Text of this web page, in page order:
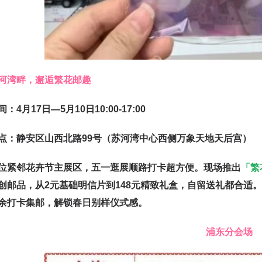
湾畔，邂逅繁花邮趣
： 4月17日—5月10日10:00-17:00
： 静安区山西北路99号（苏河湾中心西侧万象天地天后宫）
紧邻花卉节主展区，五一逛展顺路打卡超方便。现场推出 「
邮品，从2元基础明信片到148元精致礼盒，自留送礼都合适
打卡集邮，解锁春日别样仪式感。
浦东分会场